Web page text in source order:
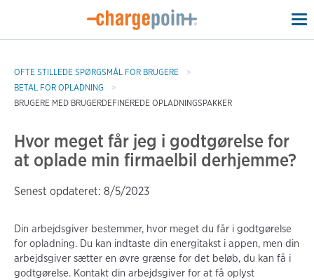
OFTE STILLEDE SPØRGSMÅL FOR BRUGERE
BETAL FOR OPLADNING
BRUGERE MED BRUGERDEFINEREDE OPLADNINGSPAKKER
Hvor meget får jeg i godtgørelse for
at oplade min firmaelbil derhjemme?
Senest opdateret: 8/5/2023
Din arbejdsgiver bestemmer, hvor meget du får i godtgørelse
for opladning. Du kan indtaste din energitakst i appen, men din
arbejdsgiver sætter en øvre grænse for det beløb, du kan få i
godtgørelse. Kontakt din arbejdsgiver for at få oplyst